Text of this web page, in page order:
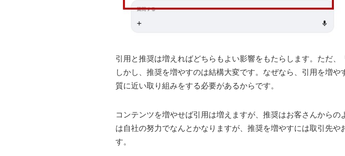
引用と推奨は増えればどちらもよい影響をもたらします。ただ、
しかし、推奨を増やすのは結構大変です。なぜなら、引用を増
質に近い取り組みをする必要があるからです。
コンテンツを増やせば引用は増えますが、推奨はお客さんから
は自社の努力でなんとかなりますが、推奨を増やすには取引先
す。